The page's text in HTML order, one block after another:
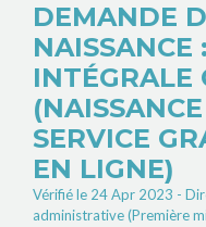
DEMANDE
NAISSANCE
INTÉGRALE
SERVICE
EN LIGNE)
Vérifié le 24 Apr 2023 -
administrative (Première